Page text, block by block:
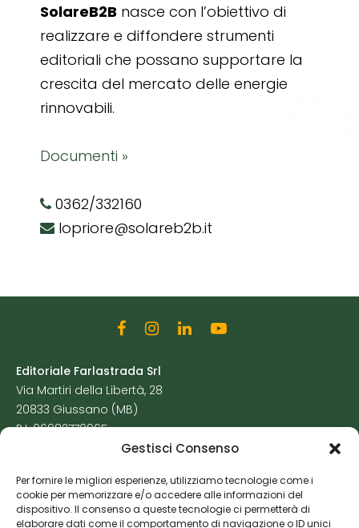
Gestisci Consenso
Per fornire le migliori esperienze, utilizziamo tecnologie come i
cookie per memorizzare e/o accedere alle informazioni del
dispositivo. Il consenso a queste tecnologie ci permetterà di
elaborare dati come il comportamento di navigazione o ID unici
SolareB2B nasce con l’obiettivo di
realizzare e diffondere strumenti
editoriali che possano supportare la
crescita del mercato delle energie
rinnovabili.
Documenti »
0362/332160
lopriore@solareb2b.it
Editoriale Farlastrada Srl
Via Martiri della Libertà, 28
20833 Giussano (MB)
P.I. 06982770965
Cookie Policy
Risorse Aggiuntive